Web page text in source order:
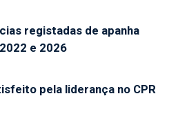
registadas de apanha
e 2026
pela liderança no CPR